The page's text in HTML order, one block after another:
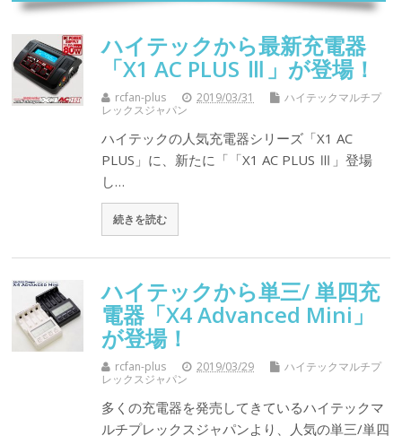
ハイテックから最新充電器
「X1 AC PLUS Ⅲ」が登場！
rcfan-plus 2019/03/31
ハイテックマルチプ
レックスジャパン
ハイテックの人気充電器シリーズ「X1 AC
PLUS」に、新たに「「X1 AC PLUS Ⅲ」登場
し…
続きを読む
ハイテックから単三/ 単四充
電器「X4 Advanced Mini」
が登場！
rcfan-plus 2019/03/29
ハイテックマルチプ
レックスジャパン
多くの充電器を発売してきているハイテックマ
ルチプレックスジャパンより、人気の単三/単四